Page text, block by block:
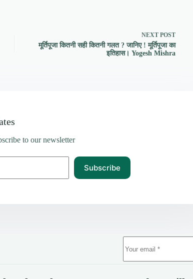
NEXT POST
मूर्तिपूजा कितनी सही कितनी गलत ? जानिए ! मूर्तिपूजा का
इतिहास। Yogesh Mishra
to our newsletter
Subscribe